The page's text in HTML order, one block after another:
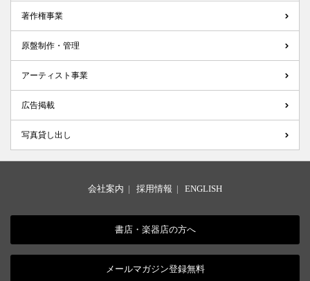
著作権事業
原盤制作・管理
アーティスト事業
広告掲載
写真貸し出し
会社案内 | 採用情報 | ENGLISH
書店・楽器店の方へ
メールマガジン登録無料